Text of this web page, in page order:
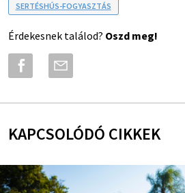
SERTÉSHÚS-FOGYASZTÁS
Érdekesnek találod? Oszd meg!
KAPCSOLÓDÓ CIKKEK